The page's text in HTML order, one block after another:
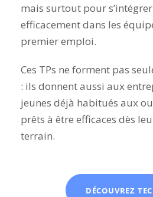
mais surtout pour
efficacement dans les
premier emploi.
Ces TPs ne forment pas
: ils donnent aussi aux
jeunes déjà habitués aux
prêts à être efficaces dès
terrain.
DÉCOUVREZ